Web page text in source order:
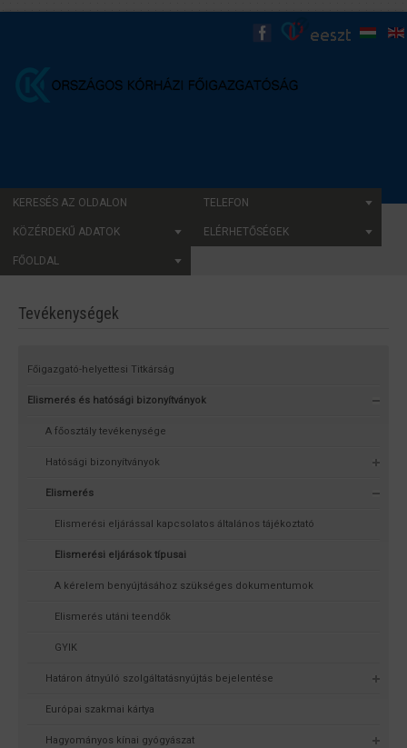
KERESÉS AZ OLDALON TELEFON
KÖZÉRDEKŰ ADATOK ELÉRHETŐSÉGEK
FŐOLDAL
Tevékenységek
Főigazgató-helyettesi Titkárság
Elismerés és hatósági bizonyítványok
A főosztály tevékenysége
Hatósági bizonyítványok
Elismerés
Elismerési eljárással kapcsolatos általános tájékoztató
Elismerési eljárások típusai
A kérelem benyújtásához szükséges dokumentumok
Elismerés utáni teendők
GYIK
Határon átnyúló szolgáltatásnyújtás bejelentése
Európai szakmai kártya
Hagyományos kínai gyógyászat